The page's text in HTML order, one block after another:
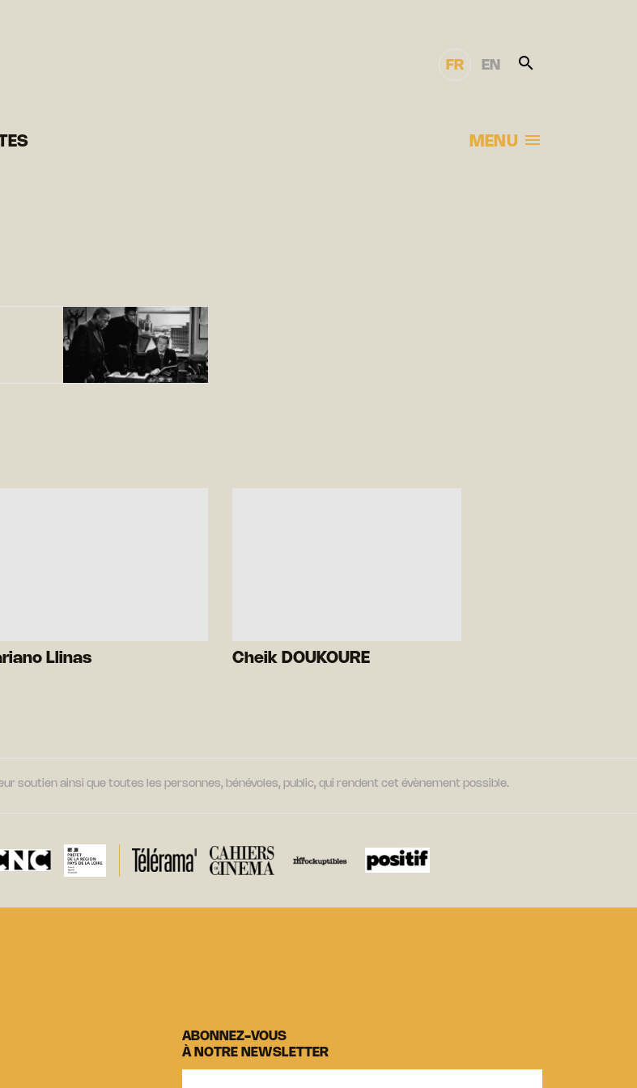
FR EN
MENU
Llinas Cheik DOUKOURE
soutien ainsi que toutes les personnes, bénévoles, public, qui rendent cet évènement possible.
ABONNEZ-VOUS
À NOTRE NEWSLETTER